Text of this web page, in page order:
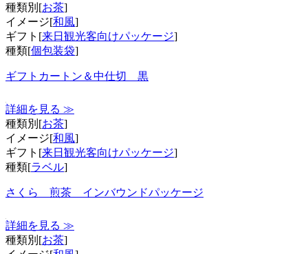
種類別[お茶]
イメージ[和風]
ギフト[来日観光客向けパッケージ]
種類[個包装袋]
ギフトカートン＆中仕切 黒
詳細を見る ≫
種類別[お茶]
イメージ[和風]
ギフト[来日観光客向けパッケージ]
種類[ラベル]
さくら 煎茶 インバウンドパッケージ
詳細を見る ≫
種類別[お茶]